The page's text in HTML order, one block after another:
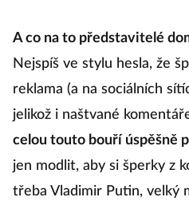
A co na to představitelé
Nejspíš ve stylu hesla, že
reklama (a na sociálních
jelikož i naštvané
celou touto bouří úspěšně
jen modlit, aby si šperky z
třeba Vladimir Putin, velký